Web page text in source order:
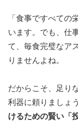
「食事ですべての
います。でも、仕
て、毎食完璧なア
りませんよね。
だからこそ、足り
利器に頼りましょ
けるための賢い「